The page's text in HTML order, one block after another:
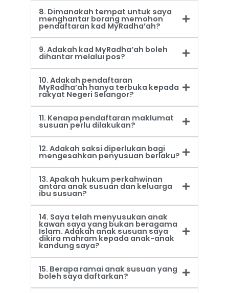
8. Dimanakah tempat untuk saya
menghantar borang memohon
pendaftaran kad MyRadha’ah?
9. Adakah kad MyRadha’ah boleh
dihantar melalui pos?
10. Adakah pendaftaran
MyRadha’ah hanya terbuka kepada
rakyat Negeri Selangor?
11. Kenapa pendaftaran maklumat
susuan perlu dilakukan?
12. Adakah saksi diperlukan bagi
mengesahkan penyusuan berlaku?
13. Apakah hukum perkahwinan
antara anak susuan dan keluarga
ibu susuan?
14. Saya telah menyusukan anak
kawan saya yang bukan beragama
Islam. Adakah anak susuan saya
dikira mahram kepada anak-anak
kandung saya?
15. Berapa ramai anak susuan yang
boleh saya daftarkan?